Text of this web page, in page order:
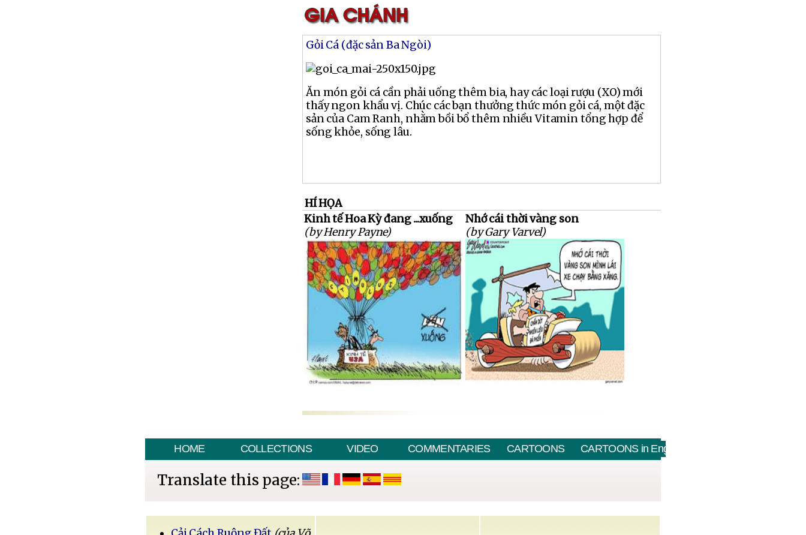
Gỏi Cá (đặc sản Ba Ngòi)
Ăn món gỏi cá cần phải uống thêm bia, hay các loại rượu (XO) mới
thấy ngon khẩu vị. Chúc các bạn thưởng thức món gỏi cá, một đặc
sản của Cam Ranh, nhằm bồi bổ thêm nhiều Vitamin tổng hợp để
sống khỏe, sống lâu.
HÍ HỌA
Kinh tế Hoa Kỳ đang ...xuống
(by Henry Payne)
Nhớ cái thời vàng son
(by Gary Varvel)
HOME COLLECTIONS VIDEO COMMENTARIES CARTOONS CARTOONS in English
Translate this page: